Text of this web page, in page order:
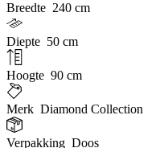
Breedte 240 cm
Diepte 50 cm
Hoogte 90 cm
Merk Diamond Collection
Verpakking Doos